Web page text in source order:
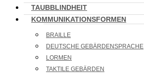
TAUBBLINDHEIT
KOMMUNIKATIONSFORMEN
BRAILLE
DEUTSCHE GEBÄRDENSPRACHE
LORMEN
TAKTILE GEBÄRDEN